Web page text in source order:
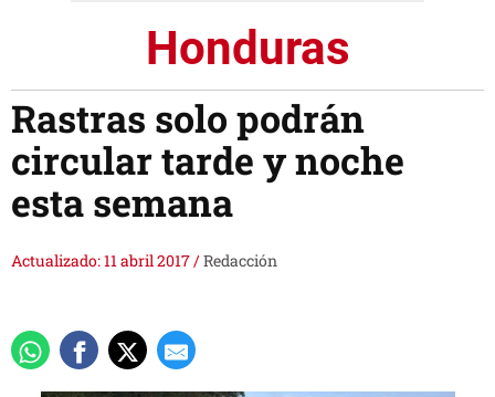
Honduras
Rastras solo podrán
circular tarde y noche
esta semana
Actualizado: 11 abril 2017/Redacción